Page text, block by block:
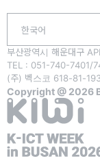
부산광역시 해운대구
TEL : 051-740-7401/
(주) 벡스코 618-81-
Copyright @ 2026
한국어